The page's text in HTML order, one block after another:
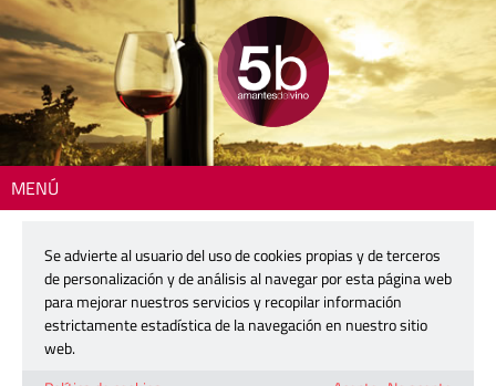
MENÚ
251029-colin-harkness
29 octubre, 2025
Se advierte al usuario del uso de cookies propias y de terceros
de personalización y de análisis al navegar por esta página web
para mejorar nuestros servicios y recopilar información
estrictamente estadística de la navegación en nuestro sitio
web.